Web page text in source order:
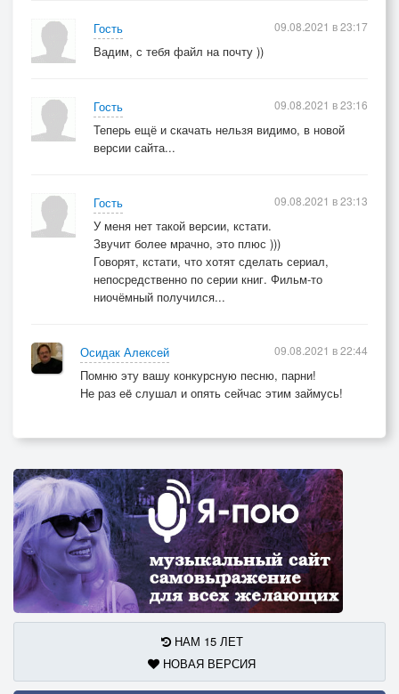
Гость
Вадим, с тебя файл на почту ))
09.08.2021 в 23:17
Гость
Теперь ещё и скачать нельзя видимо, в новой
версии сайта...
09.08.2021 в 23:16
Гость
У меня нет такой версии, кстати.
Звучит более мрачно, это плюс )))
Говорят, кстати, что хотят сделать сериал,
непосредственно по серии книг. Фильм-то
ниочёмный получился...
09.08.2021 в 23:13
Осидак Алексей
Помню эту вашу конкурсную песню, парни!
Не раз еë слушал и опять сейчас этим займусь!
09.08.2021 в 22:44
НАМ 15 ЛЕТ
НОВАЯ ВЕРСИЯ